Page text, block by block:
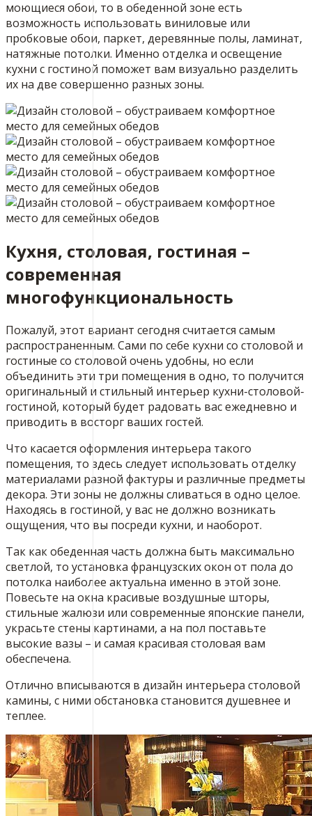
моющиеся обои, то в обеденной зоне есть
возможность использовать виниловые или
пробковые обои, паркет, деревянные полы, ламинат,
натяжные потолки. Именно отделка и освещение
кухни с гостиной поможет вам визуально разделить
их на две совершенно разных зоны.
Кухня, столовая, гостиная –
современная
многофункциональность
Пожалуй, этот вариант сегодня считается самым
распространенным. Сами по себе кухни со столовой и
гостиные со столовой очень удобны, но если
объединить эти три помещения в одно, то получится
оригинальный и стильный интерьер кухни-столовой-
гостиной, который будет радовать вас ежедневно и
приводить в восторг ваших гостей.
Что касается оформления интерьера такого
помещения, то здесь следует использовать отделку
материалами разной фактуры и различные предметы
декора. Эти зоны не должны сливаться в одно целое.
Находясь в гостиной, у вас не должно возникать
ощущения, что вы посреди кухни, и наоборот.
Так как обеденная часть должна быть максимально
светлой, то установка французских окон от пола до
потолка наиболее актуальна именно в этой зоне.
Повесьте на окна красивые воздушные шторы,
стильные жалюзи или современные японские панели,
украсьте стены картинами, а на пол поставьте
высокие вазы – и самая красивая столовая вам
обеспечена.
Отлично вписываются в дизайн интерьера столовой
камины, с ними обстановка становится душевнее и
теплее.